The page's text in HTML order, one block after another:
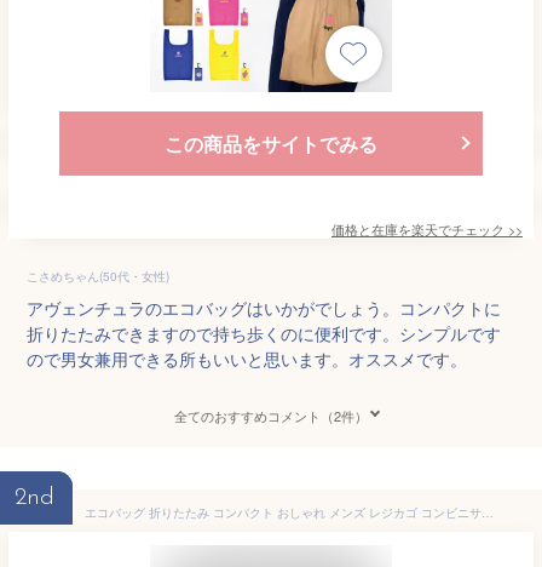
この商品をサイトでみる
価格と在庫を楽天でチェック >>
こさめちゃん(50代・女性)
アヴェンチュラのエコバッグはいかがでしょう。コンパクトに
折りたたみできますので持ち歩くのに便利です。シンプルです
ので男女兼用できる所もいいと思います。オススメです。
全てのおすすめコメント（2件）
2nd
エコバッグ 折りたたみ コンパクト おしゃれ メンズ レジカゴ コンビニサイズ 小さめ レジバッグ コンビニ レジカゴバッグ レジ袋 ショッピングバッグ かごバッグ 買い物バッグ マイバッグ プライスショップ shopping bag 折り畳める 大容量 折り畳めるエコバッグ